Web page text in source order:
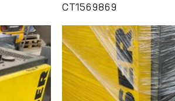
CT1569869